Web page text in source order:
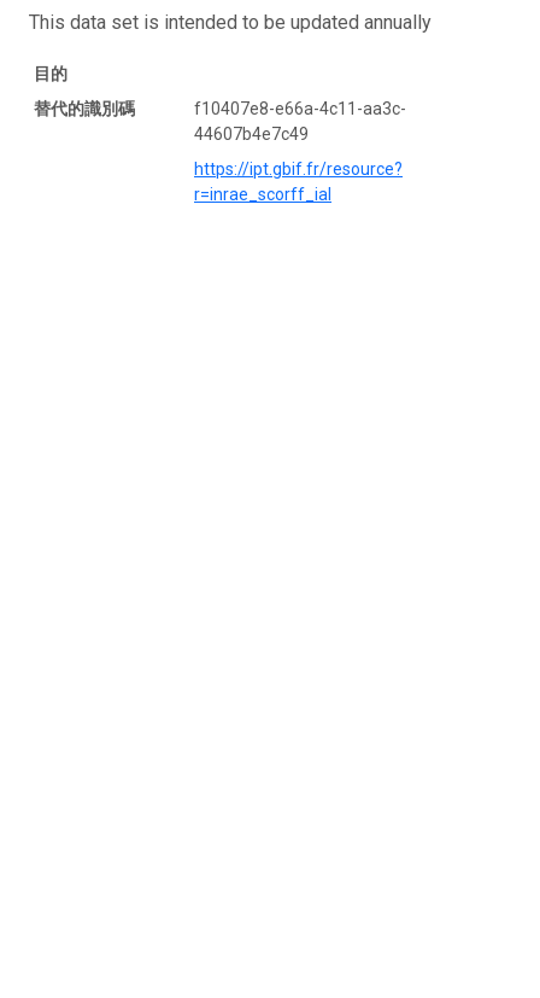
This data set is intended to be updated annually
目的
替代的識別碼
f10407e8-e66a-4c11-aa3c-
44607b4e7c49
https://ipt.gbif.fr/resource?
r=inrae_scorff_ial